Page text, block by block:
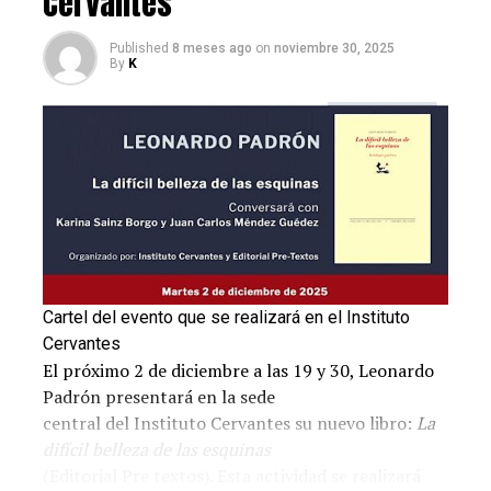
desfile otoño-invierno 2024/2025 de Ami, las botas con
cordones parecen recuperar su pedigrí. Aquí, en un
tono vibrante, realzan un abrigo largo, atemporal y con
cinturón.
Published 8 meses ago on noviembre 30, 2025
By K
Cartel del evento que se realizará en el Instituto
Cervantes
El próximo 2 de diciembre a las 19 y 30, Leonardo
Padrón presentará en la sede
central del Instituto Cervantes su nuevo libro: La
difícil belleza de las esquinas